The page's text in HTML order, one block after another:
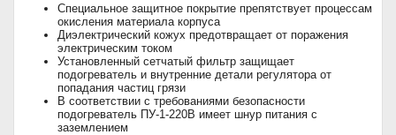
Специальное защитное покрытие препятствует процессам
окисления материала корпуса
Диэлектрический кожух предотвращает от поражения
электрическим током
Установленный сетчатый фильтр защищает
подогреватель и внутренние детали регулятора от
попадания частиц грязи
В соответствии с требованиями безопасности
подогреватель ПУ-1-220В имеет шнур питания с
заземлением